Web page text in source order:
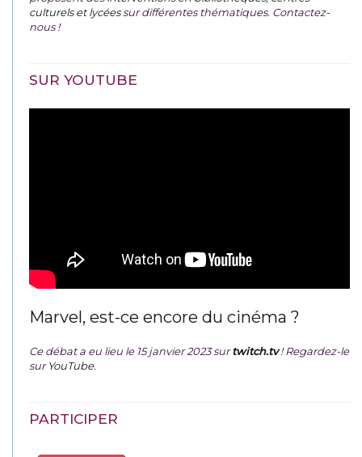
culturels et lycéessur différentes thématiques. Contactez-
nous !
SUR YOUTUBE
Marvel, est-ce encore du cinéma ?
Ce débat a eu lieu le 15 janvier 2023 surtwitch.tv ! Regardez-le
surYouTube.
PARTICIPER